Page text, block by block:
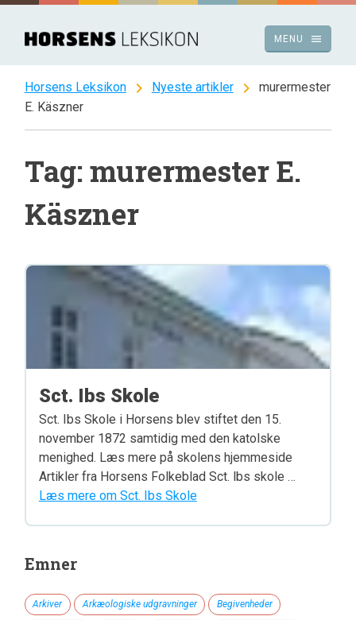
Spring
indhold
menu
MENU
Horsens Leksikon chevron_right Nyeste artikler chevron_right
murermester
E. Käszner
Tag: murermester E.
Käszner
Sct. Ibs Skole
Sct. Ibs Skole i Horsens blev stiftet den 15.
november 1872 samtidig med den katolske
menighed. Læs mere på skolens hjemmeside
Artikler fra Horsens Folkeblad Sct. lbs skole …
Læs mere om Sct. Ibs Skole
Emner
Arkiver Arkæologiske udgravninger Begivenheder